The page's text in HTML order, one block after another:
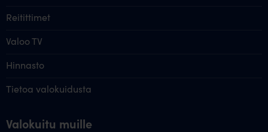
Reitittimet
Valoo TV
Hinnasto
Tietoa valokuidusta
Valokuitu muille